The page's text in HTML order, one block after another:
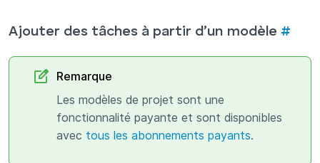
Ajouter des tâches à partir d’un modèle #
Remarque
Les modèles de projet sont une
fonctionnalité payante et sont disponibles
avec tous les abonnements payants.